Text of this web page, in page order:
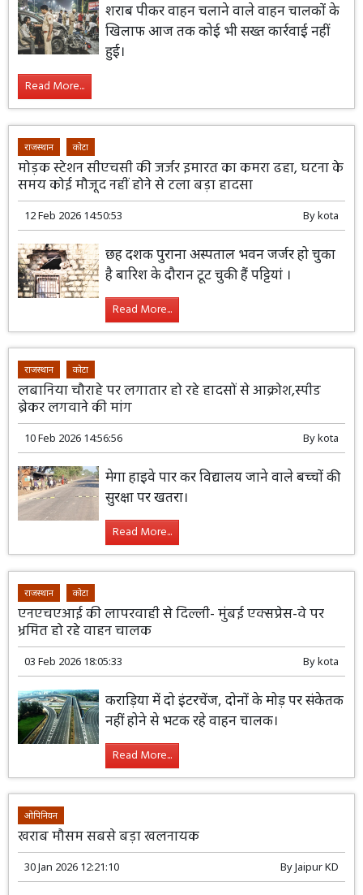
शराब पीकर वाहन चलाने वाले वाहन चालकों के
खिलाफ आज तक कोई भी सख्त कार्रवाई नहीं
हुई।
Read More...
राजस्थान कोटा
मोड़क स्टेशन सीएचसी की जर्जर इमारत का कमरा ढहा, घटना के
समय कोई मौजूद नहीं होने से टला बड़ा हादसा
12 Feb 2026 14:50:53 Bykota
छह दशक पुराना अस्पताल भवन जर्जर हो चुका
है बारिश के दौरान टूट चुकी हैं पट्टियां ।
Read More...
राजस्थान कोटा
लबानिया चौराहे पर लगातार हो रहे हादसों से आक्रोश,स्पीड
ब्रेकर लगवाने की मांग
10 Feb 2026 14:56:56 Bykota
मेगा हाइवे पार कर विद्यालय जाने वाले बच्चों की
सुरक्षा पर खतरा।
Read More...
राजस्थान कोटा
एनएचएआई की लापरवाही से दिल्ली- मुंबई एक्सप्रेस-वे पर
भ्रमित हो रहे वाहन चालक
03 Feb 2026 18:05:33 Bykota
कराड़िया में दो इंटरचेंज, दोनों के मोड़ पर संकेतक
नहीं होने से भटक रहे वाहन चालक।
Read More...
ओपिनियन
खराब मौसम सबसे बड़ा खलनायक
30 Jan 2026 12:21:10 ByJaipur KD